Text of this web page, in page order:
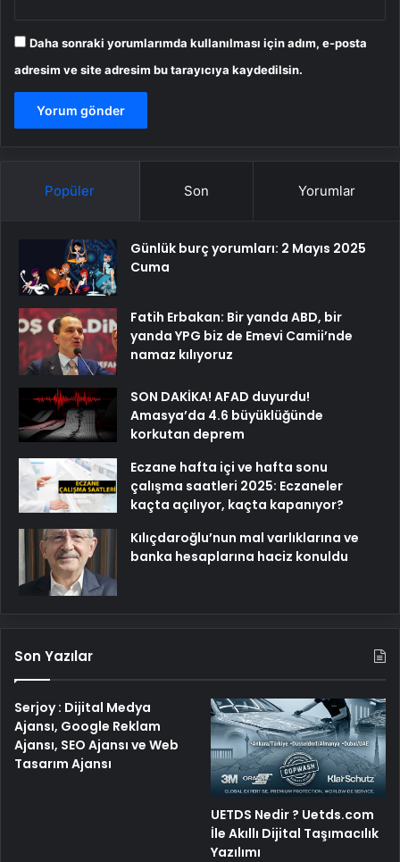
Daha sonraki yorumlarımda kullanılması için adım, e-posta
adresim ve site adresim bu tarayıcıya kaydedilsin.
Popüler Son Yorumlar
Günlük burç yorumları: 2 Mayıs 2025
Cuma
Fatih Erbakan: Bir yanda ABD, bir
yanda YPG biz de Emevi Camii’nde
namaz kılıyoruz
SON DAKİKA! AFAD duyurdu!
Amasya’da 4.6 büyüklüğünde
korkutan deprem
Eczane hafta içi ve hafta sonu
çalışma saatleri 2025: Eczaneler
kaçta açılıyor, kaçta kapanıyor?
Kılıçdaroğlu’nun mal varlıklarına ve
banka hesaplarına haciz konuldu
Son Yazılar
Serjoy : Dijital Medya
Ajansı, Google Reklam
Ajansı, SEO Ajansı ve Web
Tasarım Ajansı
UETDS Nedir ? Uetds.com
İle Akıllı Dijital Taşımacılık
Yazılımı